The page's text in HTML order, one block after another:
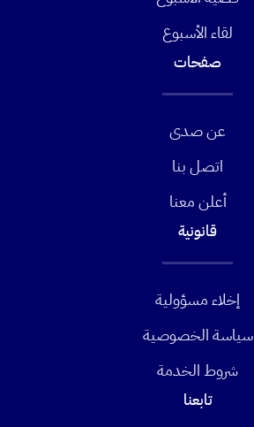
لقاء الأسبوع
صفحات
عن صدى
اتصل بنا
أعلن معنا
قانونية
إخلاء مسؤولية
سياسة الخصوصية
شروط الخدمة
تابعنا